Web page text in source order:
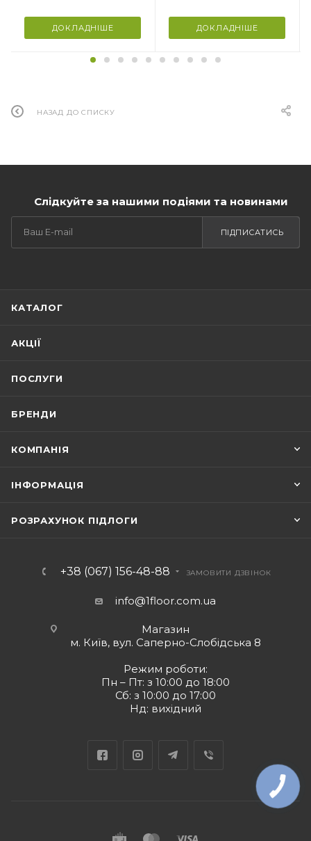
ДОКЛАДНІШЕ ДОКЛАДНІШЕ
НАЗАД ДО СПИСКУ
Слідкуйте за нашими подіями та новинами
ПІДПИСАТИСЬ
КАТАЛОГ
АКЦІЇ
ПОСЛУГИ
БРЕНДИ
КОМПАНІЯ
ІНФОРМАЦІЯ
РОЗРАХУНОК ПІДЛОГИ
+38 (067) 156-48-88 ЗАМОВИТИ ДЗВІНОК
info@1floor.com.ua
Магазин
м. Київ, вул. Саперно-Слобідська 8
Режим роботи:
Пн – Пт: з 10:00 до 18:00
Сб: з 10:00 до 17:00
Нд: вихідний